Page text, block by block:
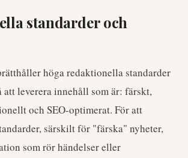
standarder och
höga redaktionella standarder
att leverera innehåll som är: färskt,
och SEO-optimerat. För att
särskilt för "färska" nyheter,
som rör händelser eller